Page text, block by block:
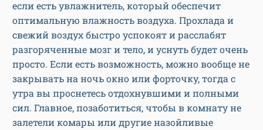
если есть увлажнитель, который обеспечит
оптимальную влажность воздуха. Прохлада и
свежий воздух быстро успокоят и расслабят
разгоряченные мозг и тело, и уснуть будет очень
просто. Если есть возможность, можно вообще не
закрывать на ночь окно или форточку, тогда с
утра вы проснетесь отдохнувшими и полными
сил. Главное, позаботиться, чтобы в комнату не
залетели комары или другие назойливые